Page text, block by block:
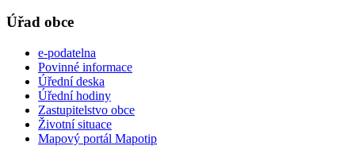
Úřad obce
e-podatelna
Povinné informace
Úřední deska
Úřední hodiny
Zastupitelstvo obce
Životní situace
Mapový portál Mapotip